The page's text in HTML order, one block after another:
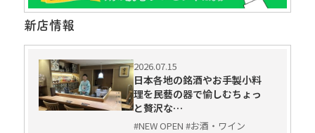
新店情報
2026.07.15
日本各地の銘酒やお手製小料
理を民藝の器で愉しむちょっ
と贅沢な…
#NEW OPEN #お酒・ワイン